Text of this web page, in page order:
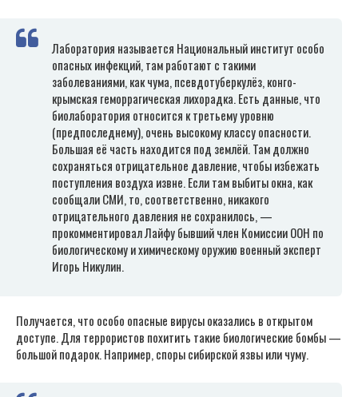
Лаборатория называется Национальный институт особо
опасных инфекций, там работают с такими
заболеваниями, как чума, псевдотуберкулёз, конго-
крымская геморрагическая лихорадка. Есть данные, что
биолаборатория относится к третьему уровню
(предпоследнему), очень высокому классу опасности.
Большая её часть находится под землёй. Там должно
сохраняться отрицательное давление, чтобы избежать
поступления воздуха извне. Если там выбиты окна, как
сообщали СМИ, то, соответственно, никакого
отрицательного давления не сохранилось, —
прокомментировал Лайфу бывший член Комиссии ООН по
биологическому и химическому оружию военный эксперт
Игорь Никулин.
Получается, что особо опасные вирусы оказались в открытом
доступе. Для террористов похитить такие биологические бомбы —
большой подарок. Например, споры сибирской язвы или чуму.